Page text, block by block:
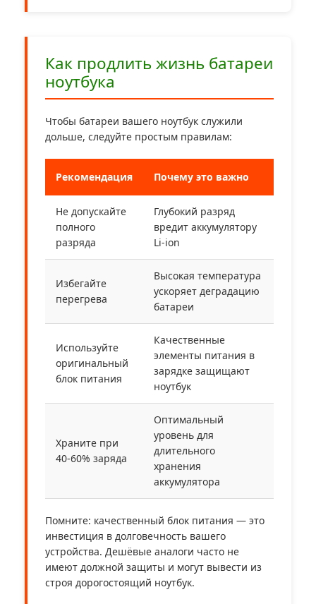
Как продлить жизнь батареи
ноутбука
Чтобы батареи вашего ноутбук служили
дольше, следуйте простым правилам:
Рекомендация Почему это важно
Не допускайте
полного
разряда
Глубокий разряд
вредит аккумулятору
Li-ion
Избегайте
перегрева
Высокая температура
ускоряет деградацию
батареи
Используйте
оригинальный
блок питания
Качественные
элементы питания в
зарядке защищают
ноутбук
Храните при
40-60% заряда
Оптимальный
уровень для
длительного
хранения
аккумулятора
Помните: качественный блок питания — это
инвестиция в долговечность вашего
устройства. Дешёвые аналоги часто не
имеют должной защиты и могут вывести из
строя дорогостоящий ноутбук.